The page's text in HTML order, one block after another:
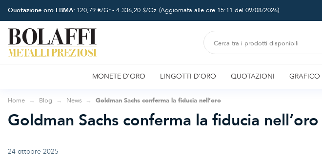
Quotazione oro LBMA: 120,79 €/Gr - 4.336,20 $/Oz (Aggiornata alle ore 15:11 del 09/08/2026)
MONETE D'ORO LINGOTTI D'ORO QUOTAZIONI GRAFICO
Home Blog News Goldman Sachs conferma la fiducia nell’oro
Goldman Sachs conferma la fiducia nell’oro
24 ottobre 2025